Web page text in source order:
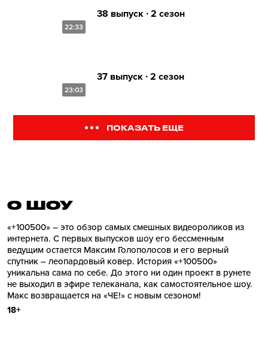
22:33
38 выпуск ∙ 2 сезон
23:03
37 выпуск ∙ 2 сезон
ПОКАЗАТЬ ЕЩЕ
О ШОУ
«+100500» – это обзор самых смешных видеороликов из
интернета. С первых выпусков шоу его бессменным
ведущим остается Максим Голополосов и его верный
спутник – леопардовый ковер. История «+100500»
уникальна сама по себе. До этого ни один проект в рунете
не выходил в эфире телеканала, как самостоятельное шоу.
Макс возвращается на «ЧЕ!» с новым сезоном!
18+